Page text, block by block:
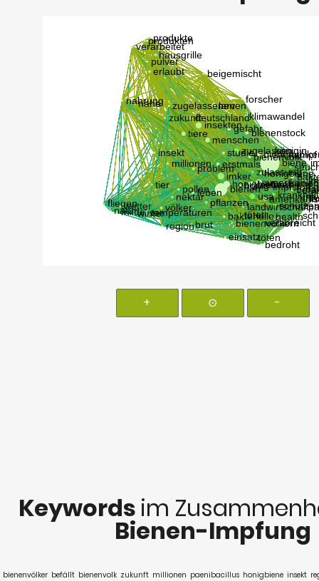
+ ⊙ -
Keywords im
Bienen-Impfung
bienenvölker befällt bienenvolk zukunft millionen paenibacillus honigbiene insekt